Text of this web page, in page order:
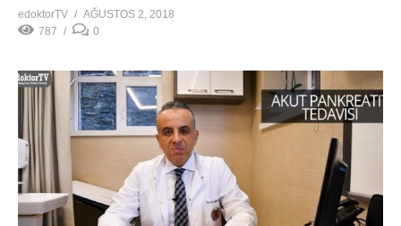
edoktorTV
AĞUSTOS 2, 2018
787
0